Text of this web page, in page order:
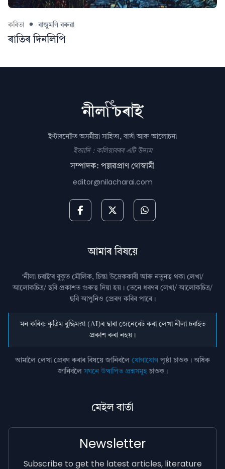
কবিতা ৰাজুমণি বৰুৱা
ৰাতিৰ দিনলিপি
ইণ্টাৰনেটত অসমীয়া সাহিত্য, বাৰ্তা আৰু আলোচনা
ইত্যাদি : কলিয়াবৰৰ এটি উদ্যম
সম্পাদক: পল্লৱপ্ৰাণ গোস্বামী
editor@nilacharai.com
আমাৰ বিষয়ে
‘নীলা চৰাই’ৰ বুকুত মৌলিক, চিন্তা উদ্রেককাৰী আৰু নতুনত্ব থকা লেখা/
আলোকচিত্ৰ/ ছবি প্রকাশত গুৰুত্ব দিয়া হয়। তেনে ধৰণৰ লেখা/ আলোকচিত্ৰ/
ছবি আপুনিও প্রেৰণ কৰিব পাৰে।
মন কৰিব: কৃত্ৰিম বুদ্ধিমত্তা (AI)ৰ দ্বাৰা জেনেৰেট কৰা লেখা নীলা চৰাইত
প্ৰকাশ কৰা নহয়।
আমালৈ লেখা প্ৰেৰণ কৰাৰ বিষয়ে জানিবলৈ যোগাযোগ পৃষ্ঠা চাওক। অধিক
জানিবলৈসঘনে উত্থাপিত প্ৰশ্নসমূহচাওক।
মেইল বাৰ্তা
Newsletter
Subscribe to get the latest articles, literature